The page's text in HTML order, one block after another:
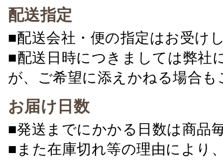
配送指定
■配送会社・便の指定はお受け
■配送日時につきましては弊社
が、ご希望に添えかねる場合
お届け日数
■発送までにかかる日数は商品
■また在庫切れ等の理由により